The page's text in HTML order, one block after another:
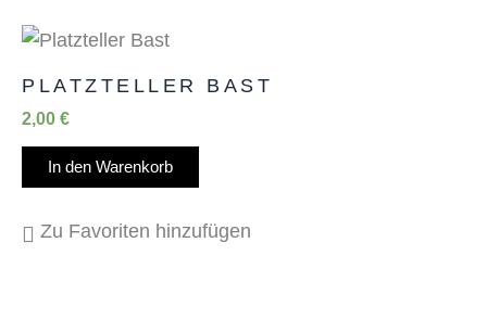
PLATZTELLER BAST
2,00 €
In den Warenkorb
Zu Favoriten hinzufügen